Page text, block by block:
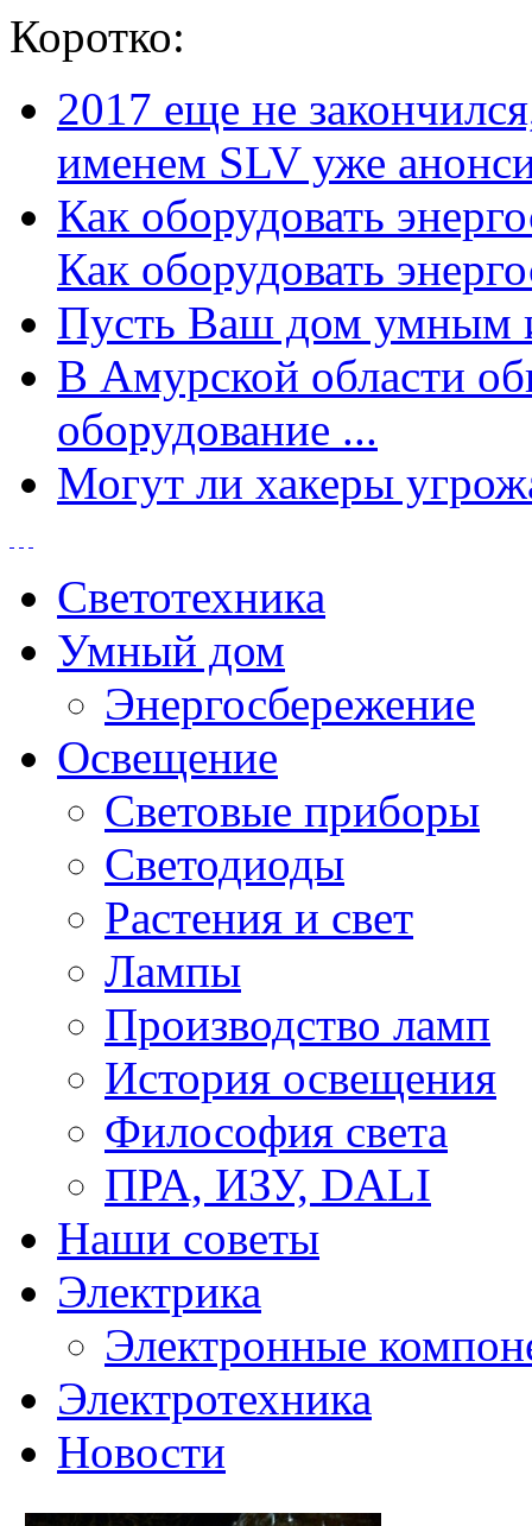
Коротко:
2017 еще не
именем SLV уже
Как оборудовать
Как оборудовать
Пусть Ваш дом умным
В Амурской области
оборудование ...
Могут ли хакеры
Светотехника
Умный дом
Энергосбережение
Освещение
Световые приборы
Светодиоды
Растения и свет
Лампы
Производство ламп
История освещения
Философия света
ПРА, ИЗУ, DALI
Наши советы
Электрика
Электронные
Электротехника
Новости